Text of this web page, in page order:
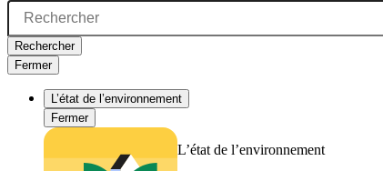
Rechercher
Fermer
L’état de l’environnement
Fermer
L’état de l’environnement